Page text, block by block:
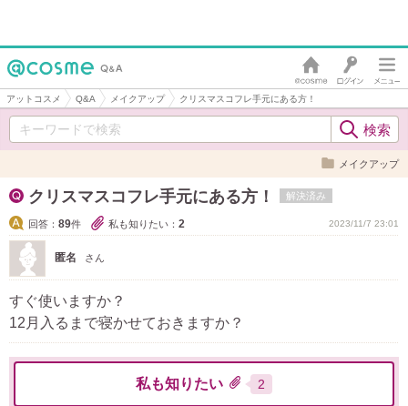
アットコスメ Q&A メイクアップ クリスマスコフレ手元にある方！
メイクアップ
クリスマスコフレ手元にある方！ 解決済み
回答： 89件 私も知りたい： 2 2023/11/7 23:01
匿名 さん
すぐ使いますか？
12月入るまで寝かせておきますか？
私も知りたい 2